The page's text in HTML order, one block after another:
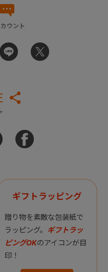
ウント
ギフトラッピング
贈り物を素敵な包装紙で
ラッピング。 ギフトラッ
ピングOKのアイコンが目
印！